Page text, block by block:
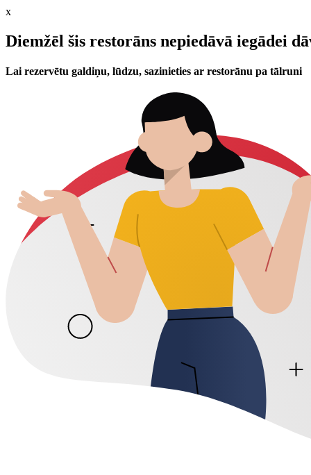
x
Diemžēl šis restorāns nepiedāvā iegādei
Lai rezervētu galdiņu, lūdzu, sazinieties ar restorānu pa tālruni